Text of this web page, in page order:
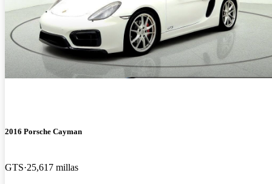
2016 Porsche Cayman
GTS 25,617 millas